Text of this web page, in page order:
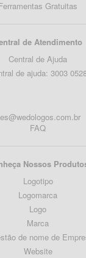
Gratuitas
de Atendimento
Central de Ajuda
de ajuda: 3003
FAQ
Nossos
Logotipo
Logomarca
Logo
Marca
de nome de
Website